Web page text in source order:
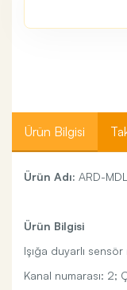
Ürün Bilgisi
​Ürün Adı: ARD-
Ürün Bilgisi
Işığa duyarlı
Kanal numarası: 2;